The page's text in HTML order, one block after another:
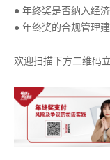
● 年终奖是否纳入经
● 年终奖的合规管理
欢迎扫描下方二维码